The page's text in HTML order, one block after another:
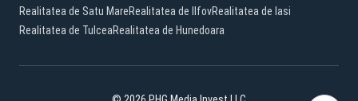
Realitatea de Satu MareRealitatea de IlfovRealitatea de Iasi
Realitatea de TulceaRealitatea de Hunedoara